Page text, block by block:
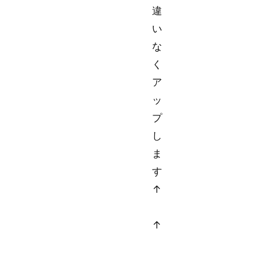
違
い
な
く
ア
ッ
プ
し
ま
す
↑
↑